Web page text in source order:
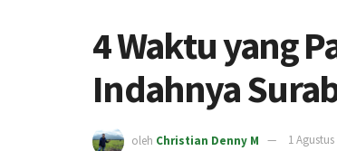
4 Waktu yang
Indahnya
oleh Christian Denny M 1 Agustus